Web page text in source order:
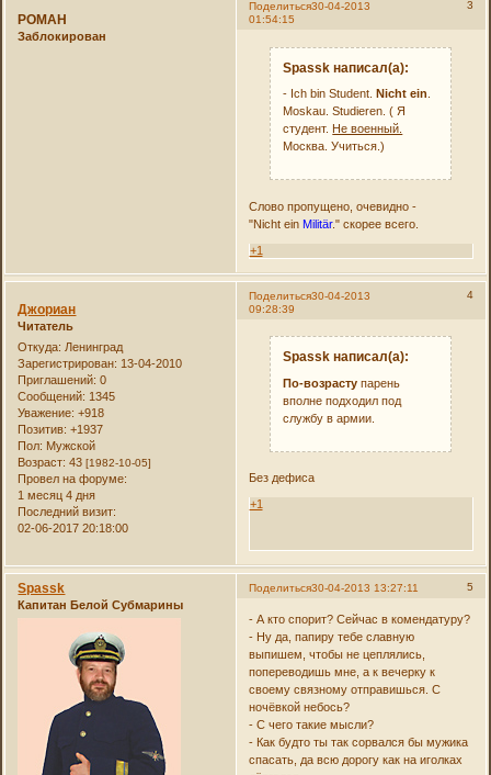
Поделиться 3
30-04-2013
01:54:15
РОMAH
Заблокирован
Spassk написал(а):
- Ich bin Student. Nicht ein
Moskau. Studieren. ( Я
студент. Не военный.
Москва. Учиться.)
Слово пропущено, очевидно -
"Nicht ein Militär." скорее всего.
+1
Поделиться 4
30-04-2013
09:28:39
Джориан
Читатель
Откуда: Ленинград
Зарегистрирован: 13-04-2010
Приглашений: 0
Сообщений: 1345
Уважение: +918
Позитив: +1937
Пол: Мужской
Возраст: 43[1982-10-05]
Провел на форуме:
1 месяц 4 дня
Последний визит:
02-06-2017 20:18:00
Spassk написал(а):
По-возрасту парень
вполне подходил под
службу в армии.
Без дефиса
+1
Поделиться 5
30-04-2013 13:27:11
Spassk
Капитан Белой Субмарины
- А кто спорит? Сейчас в комендатуру?
- Ну да, папиру тебе славную
выпишем, чтобы не цеплялись,
попереводишь мне, а к вечерку к
своему связному отправишься. С
ночёвкой небось?
- С чего такие мысли?
- Как будто ты так сорвался бы мужика
спасать, да всю дорогу как на иголках